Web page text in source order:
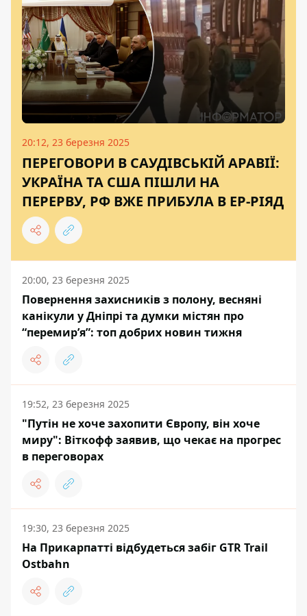
20:12, 23 березня 2025
ПЕРЕГОВОРИ В САУДІВСЬКІЙ АРАВІЇ:
УКРАЇНА ТА США ПІШЛИ НА
ПЕРЕРВУ, РФ ВЖЕ ПРИБУЛА В ЕР-РІЯД
20:00, 23 березня 2025
Повернення захисників з полону, весняні
канікули у Дніпрі та думки містян про
“перемир’я”: топ добрих новин тижня
19:52, 23 березня 2025
"Путін не хоче захопити Європу, він хоче
миру": Віткофф заявив, що чекає на прогрес
в переговорах
19:30, 23 березня 2025
На Прикарпатті відбудеться забіг GTR Trail
Ostbahn